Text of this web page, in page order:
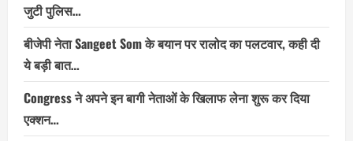
जुटी पुलिस…
बीजेपी नेता Sangeet Som के बयान पर रालोद का पलटवार, कही दी
ये बड़ी बात…
Congress ने अपने इन बागी नेताओं के खिलाफ लेना शुरू कर दिया
एक्शन…